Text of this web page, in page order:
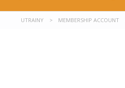
UTRAINY > MEMBERSHIP ACCOUNT